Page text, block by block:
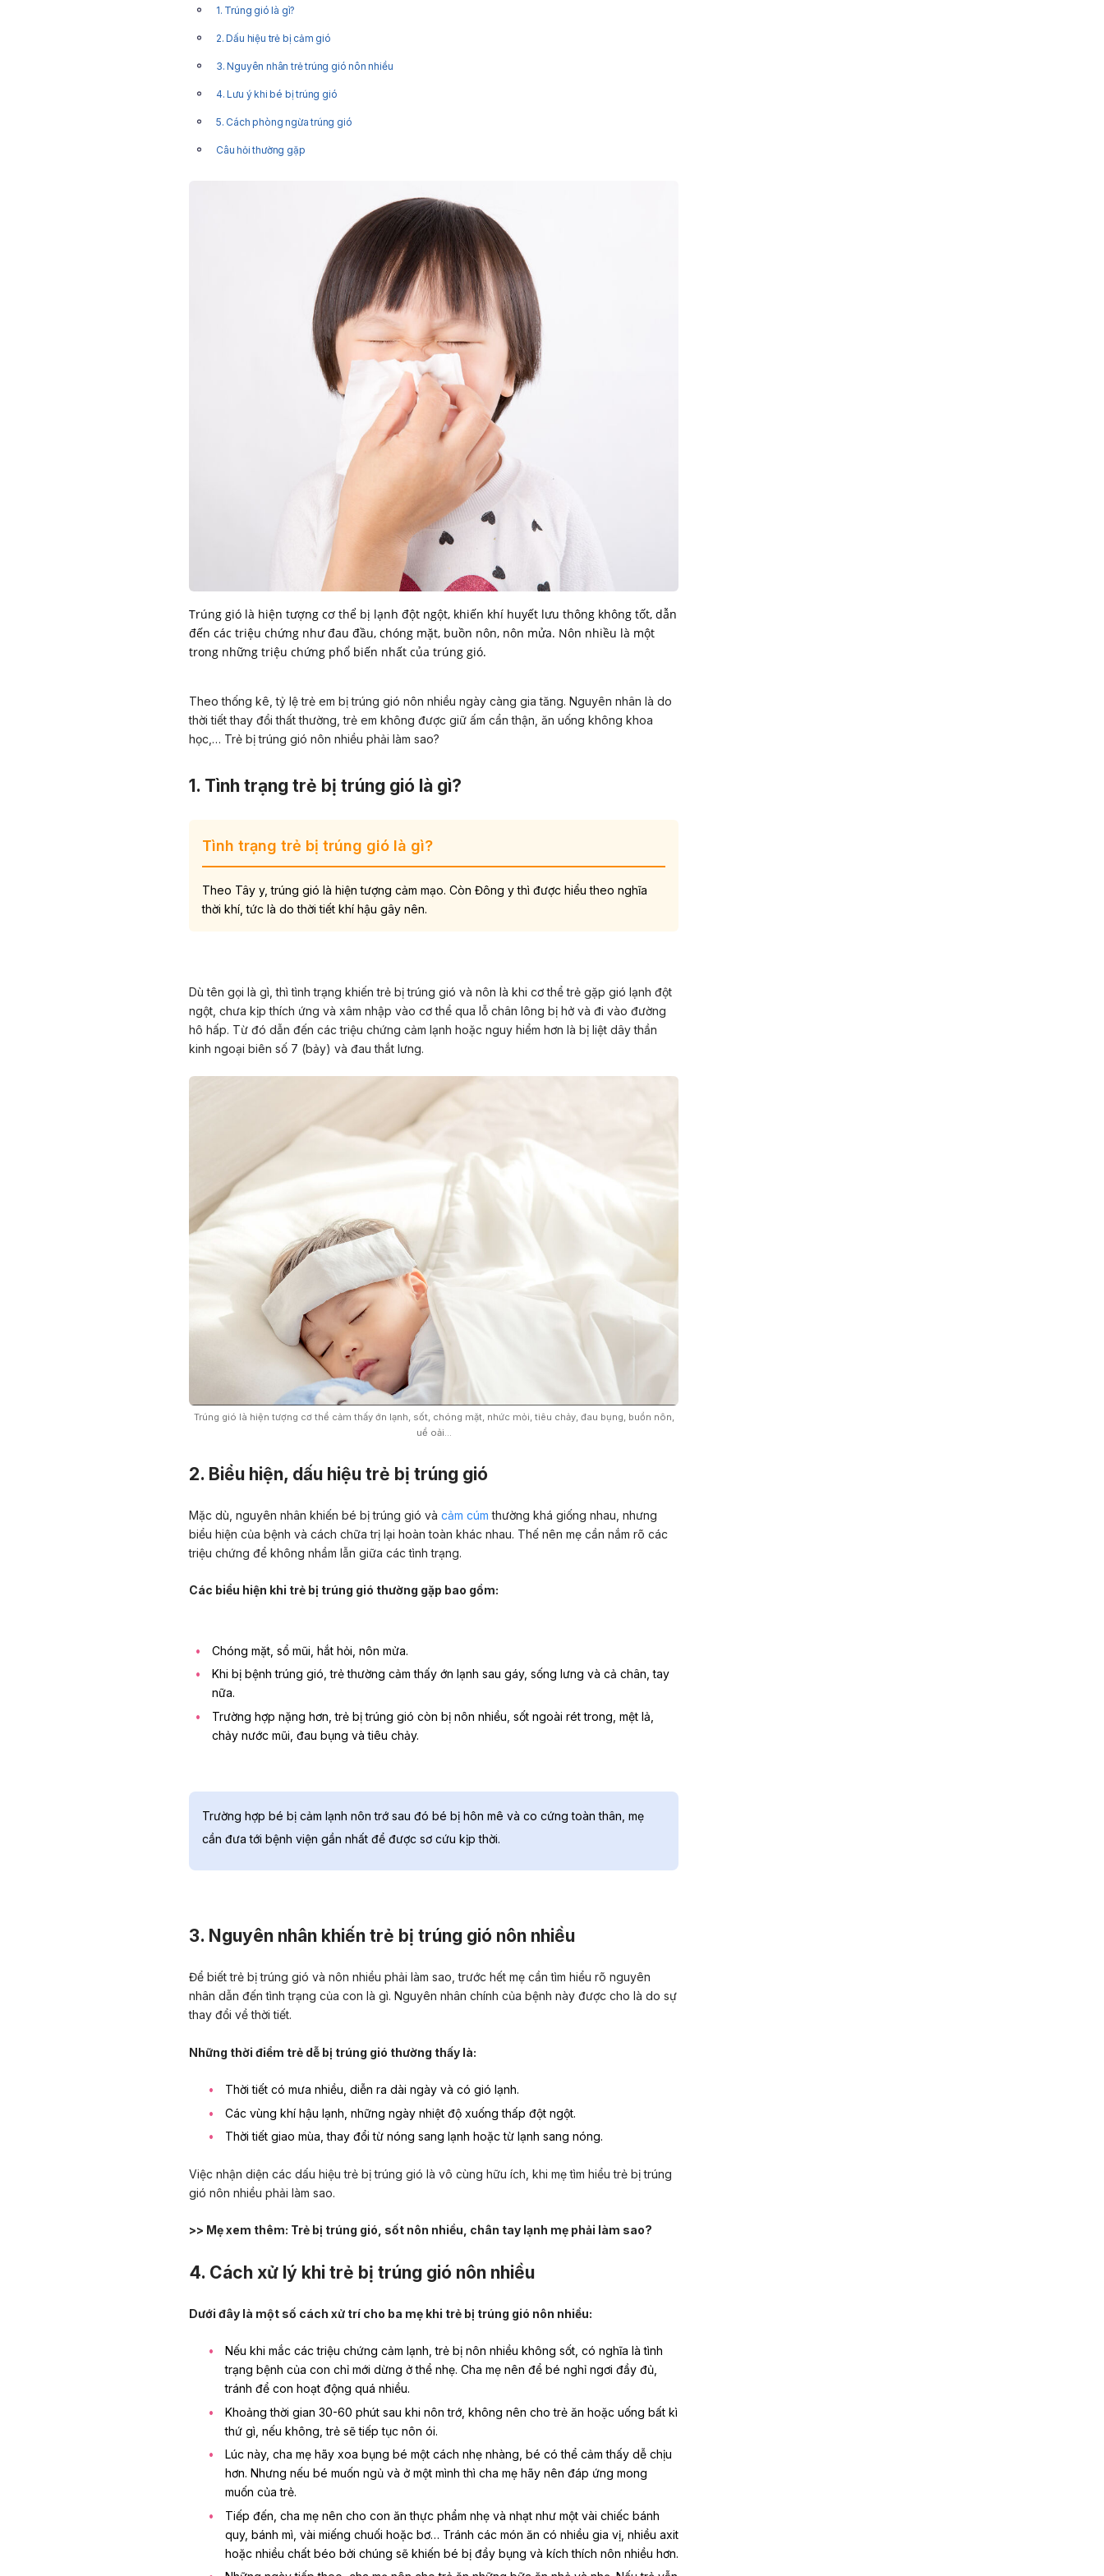
1. Trúng gió là gì?
2. Dấu hiệu trẻ bị cảm gió
3. Nguyên nhân trẻ trúng gió nôn nhiều
4. Lưu ý khi bé bị trúng gió
5. Cách phòng ngừa trúng gió
Câu hỏi thường gặp
Trúng gió là hiện tượng cơ thể bị lạnh đột ngột, khiến khí huyết lưu thông không tốt, dẫn
đến các triệu chứng như đau đầu, chóng mặt, buồn nôn, nôn mửa. Nôn nhiều là một
trong những triệu chứng phổ biến nhất của trúng gió.
Theo thống kê, tỷ lệ trẻ em bị trúng gió nôn nhiều ngày càng gia tăng. Nguyên nhân là do
thời tiết thay đổi thất thường, trẻ em không được giữ ấm cẩn thận, ăn uống không khoa
học,… Trẻ bị trúng gió nôn nhiều phải làm sao?
1. Tình trạng trẻ bị trúng gió là gì?
Tình trạng trẻ bị trúng gió là gì?
Theo Tây y, trúng gió là hiện tượng cảm mạo. Còn Đông y thì được hiểu theo nghĩa
thời khí, tức là do thời tiết khí hậu gây nên.
Dù tên gọi là gì, thì tình trạng khiến trẻ bị trúng gió và nôn là khi cơ thể trẻ gặp gió lạnh đột
ngột, chưa kịp thích ứng và xâm nhập vào cơ thể qua lỗ chân lông bị hở và đi vào đường
hô hấp. Từ đó dẫn đến các triệu chứng cảm lạnh hoặc nguy hiểm hơn là bị liệt dây thần
kinh ngoại biên số 7 (bảy) và đau thắt lưng.
Trúng gió là hiện tượng cơ thể cảm thấy ớn lạnh, sốt, chóng mặt, nhức mỏi, tiêu chảy, đau bụng, buồn nôn,
uể oải…
2. Biểu hiện, dấu hiệu trẻ bị trúng gió
Mặc dù, nguyên nhân khiến bé bị trúng gió và cảm cúm thường khá giống nhau, nhưng
biểu hiện của bệnh và cách chữa trị lại hoàn toàn khác nhau. Thế nên mẹ cần nắm rõ các
triệu chứng để không nhầm lẫn giữa các tình trạng.
Các biểu hiện khi trẻ bị trúng gió thường gặp bao gồm:
Chóng mặt, sổ mũi, hắt hỏi, nôn mửa.
Khi bị bệnh trúng gió, trẻ thường cảm thấy ớn lạnh sau gáy, sống lưng và cả chân, tay
nữa.
Trường hợp nặng hơn, trẻ bị trúng gió còn bị nôn nhiều, sốt ngoài rét trong, mệt lả,
chảy nước mũi, đau bụng và tiêu chảy.
Trường hợp bé bị cảm lạnh nôn trớ sau đó bé bị hôn mê và co cứng toàn thân, mẹ
cần đưa tới bệnh viện gần nhất để được sơ cứu kịp thời.
3. Nguyên nhân khiến trẻ bị trúng gió nôn nhiều
Để biết trẻ bị trúng gió và nôn nhiều phải làm sao, trước hết mẹ cần tìm hiểu rõ nguyên
nhân dẫn đến tình trạng của con là gì. Nguyên nhân chính của bệnh này được cho là do sự
thay đổi về thời tiết.
Những thời điểm trẻ dễ bị trúng gió thường thấy là:
Thời tiết có mưa nhiều, diễn ra dài ngày và có gió lạnh.
Các vùng khí hậu lạnh, những ngày nhiệt độ xuống thấp đột ngột.
Thời tiết giao mùa, thay đổi từ nóng sang lạnh hoặc từ lạnh sang nóng.
Việc nhận diện các dấu hiệu trẻ bị trúng gió là vô cùng hữu ích, khi mẹ tìm hiểu trẻ bị trúng
gió nôn nhiều phải làm sao.
>> Mẹ xem thêm: Trẻ bị trúng gió, sốt nôn nhiều, chân tay lạnh mẹ phải làm sao?
4. Cách xử lý khi trẻ bị trúng gió nôn nhiều
Dưới đây là một số cách xử trí cho ba mẹ khi trẻ bị trúng gió nôn nhiều:
Nếu khi mắc các triệu chứng cảm lạnh, trẻ bị nôn nhiều không sốt, có nghĩa là tình
trạng bệnh của con chỉ mới dừng ở thể nhẹ. Cha mẹ nên để bé nghỉ ngơi đầy đủ,
tránh để con hoạt động quá nhiều.
Khoảng thời gian 30-60 phút sau khi nôn trớ, không nên cho trẻ ăn hoặc uống bất kì
thứ gì, nếu không, trẻ sẽ tiếp tục nôn ói.
Lúc này, cha mẹ hãy xoa bụng bé một cách nhẹ nhàng, bé có thể cảm thấy dễ chịu
hơn. Nhưng nếu bé muốn ngủ và ở một mình thì cha mẹ hãy nên đáp ứng mong
muốn của trẻ.
Tiếp đến, cha mẹ nên cho con ăn thực phẩm nhẹ và nhạt như một vài chiếc bánh
quy, bánh mì, vài miếng chuối hoặc bơ… Tránh các món ăn có nhiều gia vị, nhiều axit
hoặc nhiều chất béo bởi chúng sẽ khiến bé bị đầy bụng và kích thích nôn nhiều hơn.